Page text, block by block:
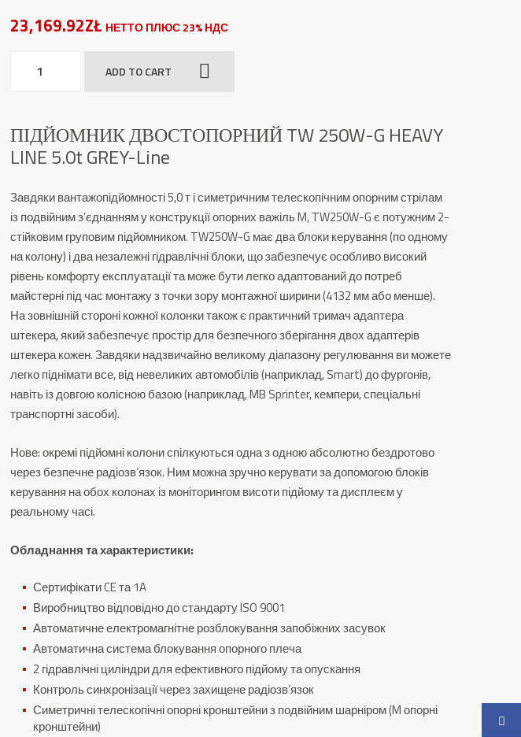
23,169.92ZŁ НЕТТО ПЛЮС 23% НДС
Двостопорний
G
Heavy
5.0t
GREY-
Line
quantity
ADD TO CART
ПІДЙОМНИК ДВОСТОПОРНИЙ TW 250W-G HEAVY
LINE 5.0t GREY-Line
Завдяки вантажопідйомності 5,0 т і симетричним телескопічним опорним стрілам
із подвійним з’єднанням у конструкції опорних важіль M, TW250W-G є потужним 2-
стійковим груповим підйомником. TW250W-G має два блоки керування (по одному
на колону) і два незалежні гідравлічні блоки, що забезпечує особливо високий
рівень комфорту експлуатації та може бути легко адаптований до потреб
майстерні під час монтажу з точки зору монтажної ширини (4132 мм або менше).
На зовнішній стороні кожної колонки також є практичний тримач адаптера
штекера, який забезпечує простір для безпечного зберігання двох адаптерів
штекера кожен.Завдяки надзвичайно великому діапазону регулювання ви можете
легко піднімати все, від невеликих автомобілів (наприклад, Smart) до фургонів,
навіть із довгою колісною базою (наприклад, MB Sprinter, кемпери, спеціальні
транспортні засоби).
Нове: окремі підйомні колони спілкуються одна з одною абсолютно бездротово
через безпечне радіозв’язок. Ним можна зручно керувати за допомогою блоків
керування на обох колонах із моніторингом висоти підйому та дисплеєм у
реальному часі.
Обладнання та характеристики:
Сертифікати CE та 1A
Виробництво відповідно до стандарту ISO 9001
Автоматичне електромагнітне розблокування запобіжних засувок
Автоматична система блокування опорного плеча
2 гідравлічні циліндри для ефективного підйому та опускання
Контроль синхронізації через захищене радіозв’язок
Симетричні телескопічні опорні кронштейни з подвійним шарніром (M опорні
кронштейни)